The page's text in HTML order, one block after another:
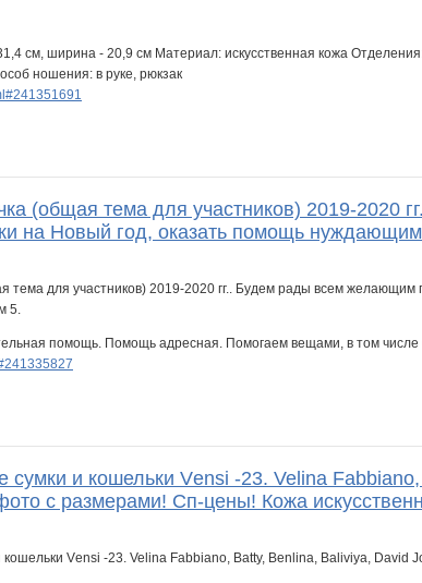
см, ширина - 20,9 см Материал: искусственная кожа
ношения: в руке, рюкзак
(общая тема для участников) 2019-2020
на Новый год, оказать помощь
помощь. Помощь адресная. Помогаем вещами, в том числе
и кошельки Vеnsi -23. Velina
с размерами! Сп-цены! Кожа